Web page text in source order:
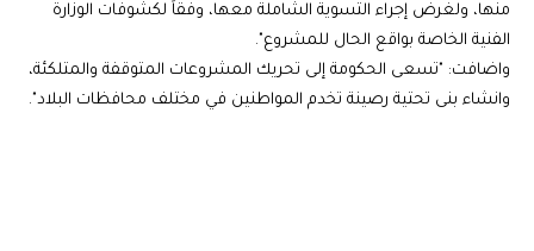
منها، ولغرض إجراء التسوية الشاملة معها، وفقاً لكشوفات الوزارة
الفنية الخاصة بواقع الحال للمشروع".
واضافت: "تسعى الحكومة إلى تحريك المشروعات المتوقفة والمتلكئة،
وانشاء بنى تحتية رصينة تخدم المواطنين في مختلف محافظات البلاد".